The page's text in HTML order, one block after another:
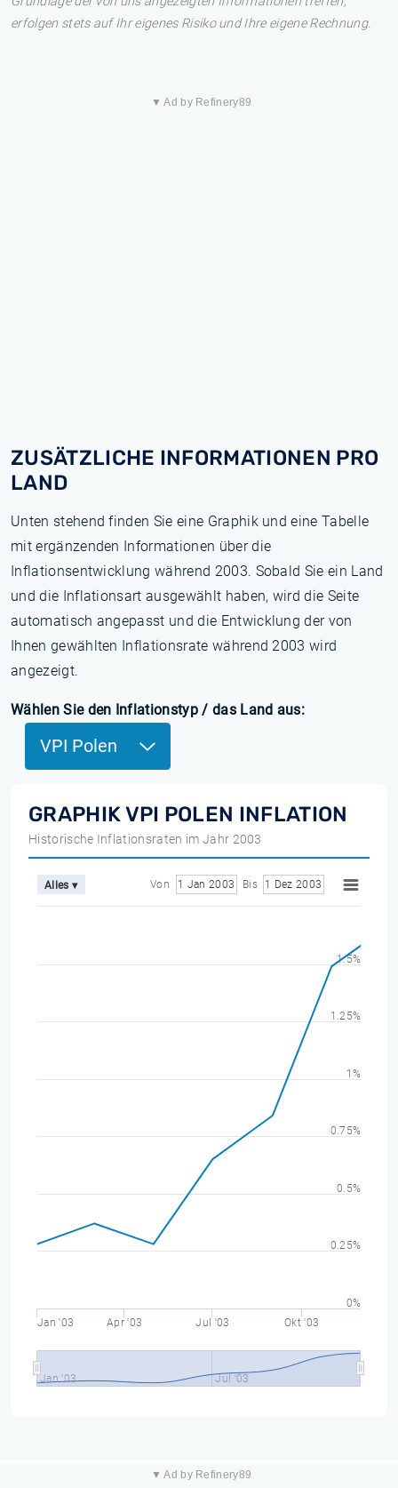
erfolgen stets auf Ihr eigenes Risiko und Ihre eigene Rechnung.
▼ Ad by Refinery89
ZUSÄTZLICHE INFORMATIONEN PRO
LAND
Unten stehend finden Sie eine Graphik und eine Tabelle
mit ergänzenden Informationen über die
Inflationsentwicklung während 2003. Sobald Sie ein Land
und die Inflationsart ausgewählt haben, wird die Seite
automatisch angepasst und die Entwicklung der von
Ihnen gewählten Inflationsrate während 2003 wird
angezeigt.
Wählen Sie den Inflationstyp / das Land aus:
VPI Polen
GRAPHIK VPI POLEN INFLATION
Historische Inflationsraten im Jahr 2003
Alles ▾ Von 1 Jan 2003 Bis 1 Dez 2003
Jan '03 Apr '03 Jul '03 Okt '03
Jan '03 Jul '03
1%
0%
0.25%
0.5%
0.75%
1.25%
1.5%
▼ Ad by Refinery89